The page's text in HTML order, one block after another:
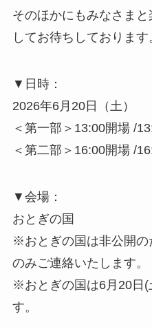
そのほかにもみなさまと
してお待ちしております
▼日時：
2026年6月20日（土）
＜第一部＞13:00開場 /
＜第二部＞16:00開場 /
▼会場：
おとぎの国
※おとぎの国は非公開の
のみご連絡いたします。
※おとぎの国は6月20日(
す。